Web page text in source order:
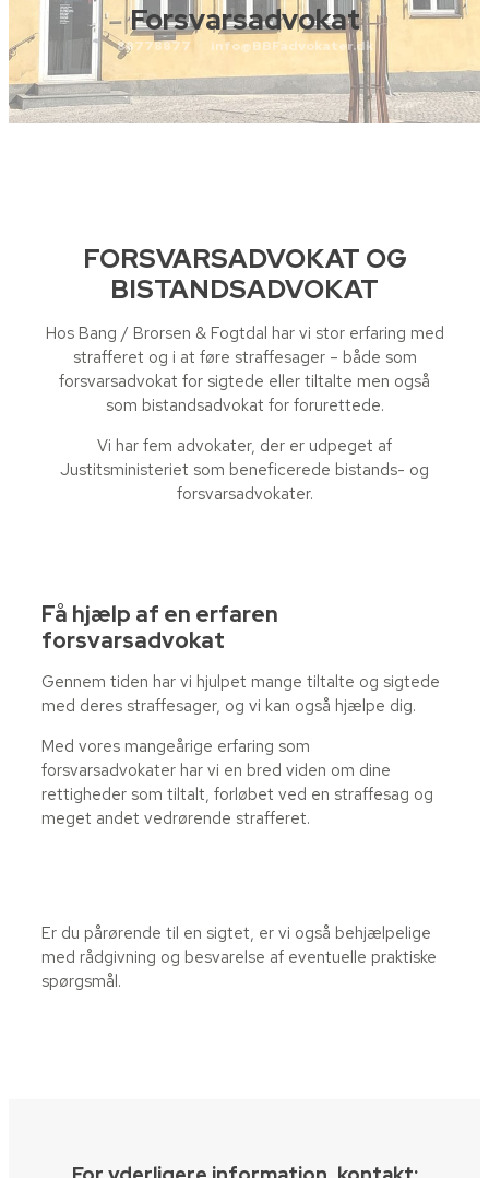
Forsvarsadvokat
88778877 info@BBFadvokater.dk
FORSVARSADVOKAT OG
BISTANDSADVOKAT​
Hos Bang / Brorsen & Fogtdal har vi stor erfaring med
strafferet og i at føre straffesager – både som
forsvarsadvokat for sigtede eller tiltalte men også
som bistandsadvokat for forurettede.
Vi har fem advokater, der er udpeget af
Justitsministeriet som beneficerede bistands- og
forsvarsadvokater.
Få hjælp af en erfaren
forsvarsadvokat
Gennem tiden har vi hjulpet mange tiltalte og sigtede
med deres straffesager, og vi kan også hjælpe dig.
Med vores mangeårige erfaring som
forsvarsadvokater har vi en bred viden om dine
rettigheder som tiltalt, forløbet ved en straffesag og
meget andet vedrørende strafferet.
Er du pårørende til en sigtet, er vi også behjælpelige
med rådgivning og besvarelse af eventuelle praktiske
spørgsmål.